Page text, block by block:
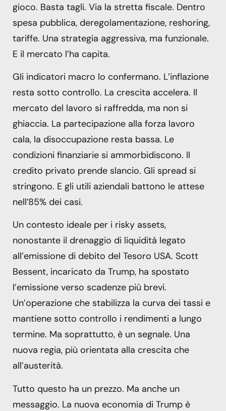
gioco. Basta tagli. Via la stretta fiscale. Dentro
spesa pubblica, deregolamentazione, reshoring,
tariffe. Una strategia aggressiva, ma funzionale.
E il mercato l’ha capita.
Gli indicatori macro lo confermano. L’inflazione
resta sotto controllo. La crescita accelera. Il
mercato del lavoro si raffredda, ma non si
ghiaccia. La partecipazione alla forza lavoro
cala, la disoccupazione resta bassa. Le
condizioni finanziarie si ammorbidiscono. Il
credito privato prende slancio. Gli spread si
stringono. E gli utili aziendali battono le attese
nell’85% dei casi.
Un contesto ideale per i risky assets,
nonostante il drenaggio di liquidità legato
all’emissione di debito del Tesoro USA. Scott
Bessent, incaricato da Trump, ha spostato
l’emissione verso scadenze più brevi.
Un’operazione che stabilizza la curva dei tassi e
mantiene sotto controllo i rendimenti a lungo
termine. Ma soprattutto, è un segnale. Una
nuova regia, più orientata alla crescita che
all’austerità.
Tutto questo ha un prezzo. Ma anche un
messaggio. La nuova economia di Trump è